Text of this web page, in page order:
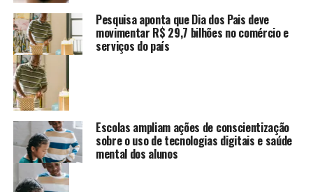
Pesquisa aponta que Dia dos Pais deve
movimentar R$ 29,7 bilhões no comércio e
serviços do país
Escolas ampliam ações de conscientização
sobre o uso de tecnologias digitais e saúde
mental dos alunos